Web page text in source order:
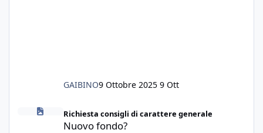
GAIBINO9 Ottobre 2025 9 Ott
Nuovo fondo?
Richiesta consigli di carattere generale
Nuovo fondo?